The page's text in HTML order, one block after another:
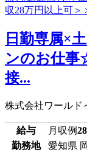
日勤専属×
ンのお仕事
接...
株式会社ワールド
給与 月収例
勤務地
愛知県